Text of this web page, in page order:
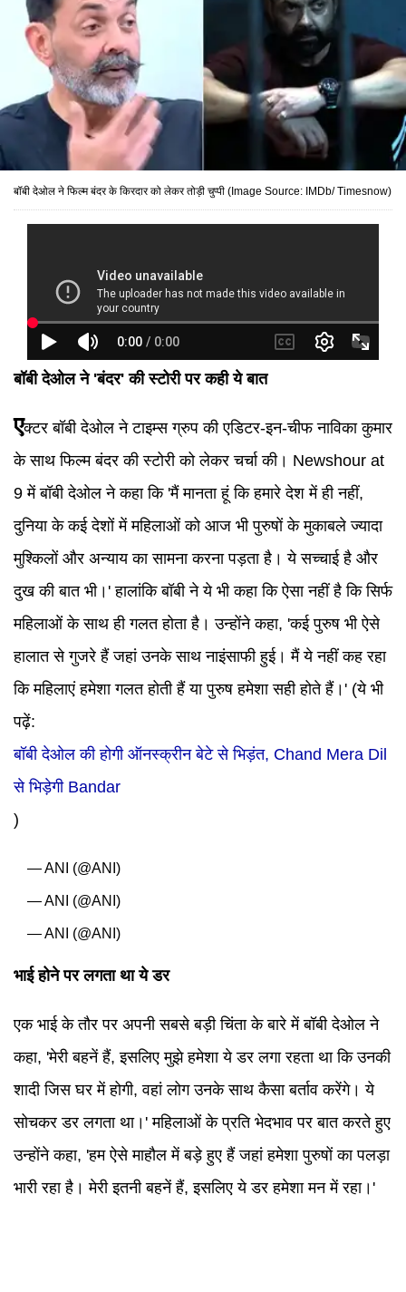
बॉबी देओल ने फिल्म बंदर के किरदार को लेकर तोड़ी चुप्पी (Image Source: IMDb/ Timesnow)
बॉबी देओल ने 'बंदर' की स्टोरी पर कही ये बात
एक्टर बॉबी देओल ने टाइम्स ग्रुप की एडिटर-इन-चीफ नाविका कुमार
के साथ फिल्म बंदर की स्टोरी को लेकर चर्चा की। Newshour at
9 में बॉबी देओल ने कहा कि 'मैं मानता हूं कि हमारे देश में ही नहीं,
दुनिया के कई देशों में महिलाओं को आज भी पुरुषों के मुकाबले ज्यादा
मुश्किलों और अन्याय का सामना करना पड़ता है। ये सच्चाई है और
दुख की बात भी।' हालांकि बॉबी ने ये भी कहा कि ऐसा नहीं है कि सिर्फ
महिलाओं के साथ ही गलत होता है। उन्होंने कहा, 'कई पुरुष भी ऐसे
हालात से गुजरे हैं जहां उनके साथ नाइंसाफी हुई। मैं ये नहीं कह रहा
कि महिलाएं हमेशा गलत होती हैं या पुरुष हमेशा सही होते हैं।' (ये भी
पढ़ें:
बॉबी देओल की होगी ऑनस्क्रीन बेटे से भिड़ंत, Chand Mera Dil
से भिड़ेगी Bandar
)
— ANI (@ANI)
— ANI (@ANI)
— ANI (@ANI)
भाई होने पर लगता था ये डर
एक भाई के तौर पर अपनी सबसे बड़ी चिंता के बारे में बॉबी देओल ने
कहा, 'मेरी बहनें हैं, इसलिए मुझे हमेशा ये डर लगा रहता था कि उनकी
शादी जिस घर में होगी, वहां लोग उनके साथ कैसा बर्ताव करेंगे। ये
सोचकर डर लगता था।' महिलाओं के प्रति भेदभाव पर बात करते हुए
उन्होंने कहा, 'हम ऐसे माहौल में बड़े हुए हैं जहां हमेशा पुरुषों का पलड़ा
भारी रहा है। मेरी इतनी बहनें हैं, इसलिए ये डर हमेशा मन में रहा।'